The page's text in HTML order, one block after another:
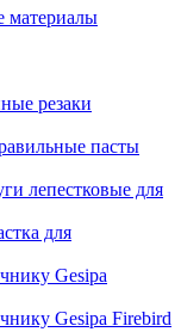
материалы
резаки
пасты
лепестковые для
для
Gesipa
Gesipa Firebird